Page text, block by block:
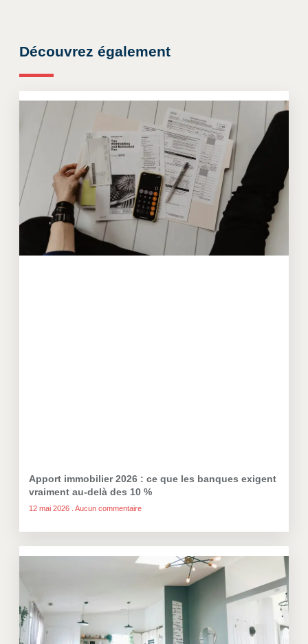
Découvrez également
Apport immobilier 2026 : ce que les banques exigent
vraiment au-delà des 10 %
12 mai 2026 Aucun commentaire